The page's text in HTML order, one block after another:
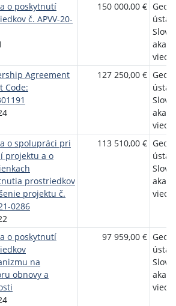
o poskytnutí
č. APVV-20-
150 000,00 €
ústav
vied
Agreement
Code:
127 250,00 €
ústav
vied,
o spolupráci pri
projektu a o
prostriedkov
projektu č.
0286
113 510,00 €
ústav
vied,
o poskytnutí
na
obnovy a
97 959,00 €
ústav
vied,